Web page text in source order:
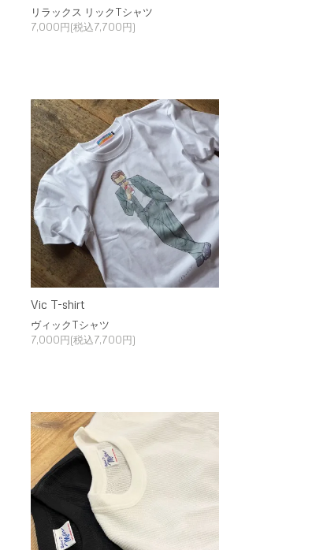
リラックス リックTシャツ
7,000円(税込7,700円)
Vic T-shirt
ヴィックTシャツ
7,000円(税込7,700円)